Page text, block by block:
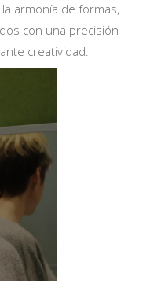
armonía de formas,
con una precisión
creatividad.